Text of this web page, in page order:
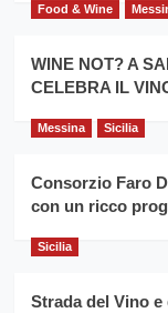
Food & Wine
WINE NOT? A
CELEBRA IL
Messina Sicilia
Consorzio Faro
con un ricco
Sicilia
Strada del Vino e